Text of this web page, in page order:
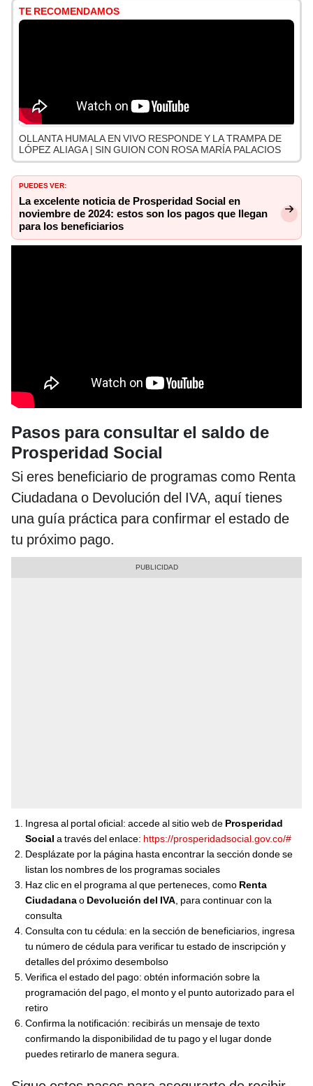
TE RECOMENDAMOS
OLLANTA HUMALA EN VIVO RESPONDE Y LA TRAMPA DE
LÓPEZ ALIAGA | SIN GUION CON ROSA MARÍA PALACIOS
PUEDES VER:
La excelente noticia de Prosperidad Social en
noviembre de 2024: estos son los pagos que llegan
para los beneficiarios
Pasos para consultar el saldo de
Prosperidad Social
Si eres beneficiario de programas como Renta
Ciudadana o Devolución del IVA, aquí tienes
una guía práctica para confirmar el estado de
tu próximo pago.
Ingresa al portal oficial: accede al sitio web de Prosperidad
Social a través del enlace: https://prosperidadsocial.gov.co/#
Desplázate por la página hasta encontrar la sección donde se
listan los nombres de los programas sociales
Haz clic en el programa al que perteneces, como Renta
Ciudadanao Devolución del IVA , para continuar con la
consulta
Consulta con tu cédula: en la sección de beneficiarios, ingresa
tu número de cédula para verificar tu estado de inscripción y
detalles del próximo desembolso
Verifica el estado del pago: obtén información sobre la
programación del pago, el monto y el punto autorizado para el
retiro
Confirma la notificación: recibirás un mensaje de texto
confirmando la disponibilidad de tu pago y el lugar donde
puedes retirarlo de manera segura.